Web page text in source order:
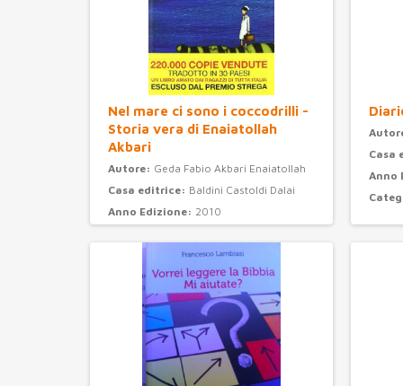
Nel mare ci sono i coccodrilli -
Storia vera di Enaiatollah
Akbari
Autore: Geda Fabio Akbari Enaiatollah
Casa editrice: Baldini Castoldi Dalai
Anno Edizione: 2010
Casa
Anno